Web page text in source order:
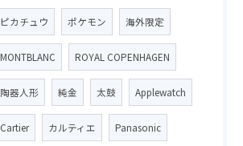
ピカチュウ ポケモン 海外限定
MONTBLANC ROYAL COPENHAGEN
陶器人形 純金 太鼓 Applewatch
Cartier カルティエ Panasonic